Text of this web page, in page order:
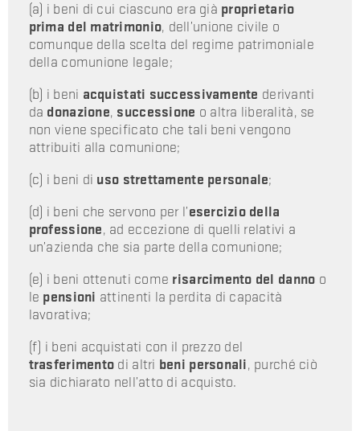
(a) i beni di cui ciascuno era già proprietario
prima del matrimonio, dell’unione civile o
comunque della scelta del regime patrimoniale
della comunione legale;
(b) i beni acquistati successivamente derivanti
da donazione, successione o altra liberalità, se
non viene specificato che tali beni vengono
attribuiti alla comunione;
(c) i beni di uso strettamente personale;
(d) i beni che servono per l’esercizio della
professione, ad eccezione di quelli relativi a
un’azienda che sia parte della comunione;
(e) i beni ottenuti come risarcimento del danno o
le pensioni attinenti la perdita di capacità
lavorativa;
(f) i beni acquistati con il prezzo del
trasferimento di altri beni personali, purché ciò
sia dichiarato nell’atto di acquisto.